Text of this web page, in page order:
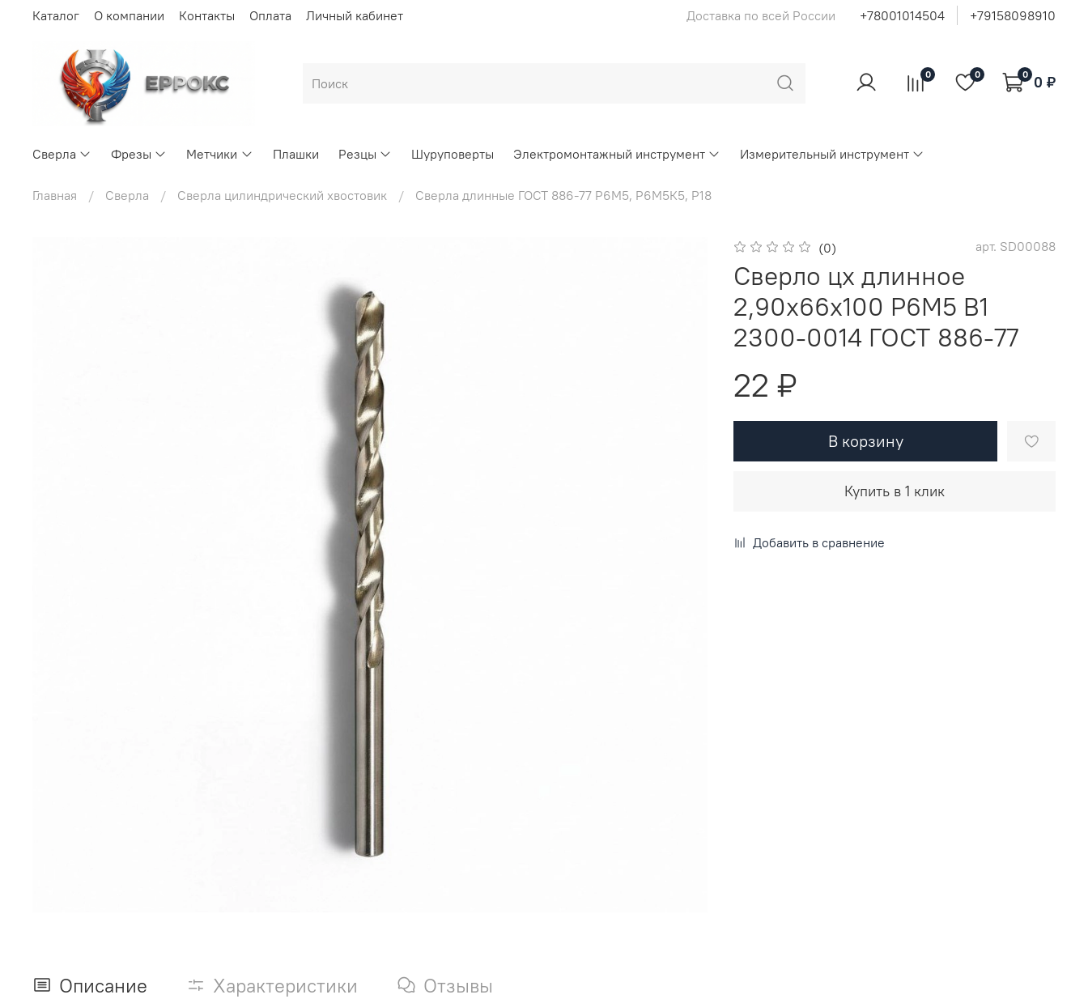
Каталог О компании Контакты Оплата Личный кабинет Доставка по всей России +78001014504 +79158098910
0 0 0 0 ₽
Сверла Фрезы Метчики Плашки Резцы Шуруповерты Электромонтажный инструмент Измерительный инструмент
Главная Сверла Сверла цилиндрический хвостовик Сверла длинные ГОСТ 886-77 Р6М5, Р6М5К5, Р18
(0) арт. SD00088
Сверло цх длинное
2,90х66х100 Р6М5 В1
2300-0014 ГОСТ 886-77
22 ₽
В корзину
Купить в 1 клик
Добавить в сравнение
Описание Характеристики Отзывы